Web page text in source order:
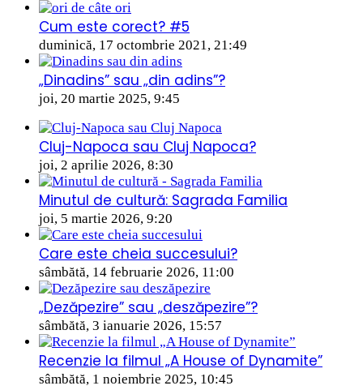
Cum este corect? #5
duminică, 17 octombrie 2021, 21:49
„Dinadins” sau „din adins”?
joi, 20 martie 2025, 9:45
Cluj-Napoca sau Cluj Napoca?
joi, 2 aprilie 2026, 8:30
Minutul de cultură: Sagrada Familia
joi, 5 martie 2026, 9:20
Care este cheia succesului?
sâmbătă, 14 februarie 2026, 11:00
„Dezăpezire” sau „deszăpezire”?
sâmbătă, 3 ianuarie 2026, 15:57
Recenzie la filmul „A House of Dynamite”
sâmbătă, 1 noiembrie 2025, 10:45